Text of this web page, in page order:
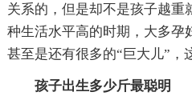
关系的，但是却不是孩子越重
种生活水平高的时期，大多孕
甚至是还有很多的“巨大儿”，
孩子出生多少斤最聪明